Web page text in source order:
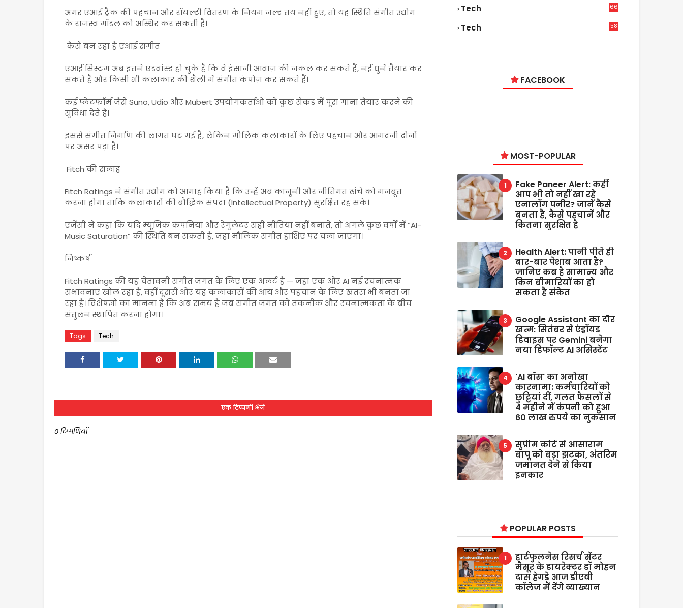
अगर एआई ट्रैक की पहचान और रॉयल्टी वितरण के नियम जल्द तय नहीं हुए, तो यह स्थिति संगीत उद्योग
के राजस्व मॉडल को अस्थिर कर सकती है।
कैसे बन रहा है एआई संगीत
एआई सिस्टम अब इतने एडवांस्ड हो चुके हैं कि वे इंसानी आवाज़ की नकल कर सकते हैं, नई धुनें तैयार कर
सकते हैं और किसी भी कलाकार की शैली में संगीत कंपोज़ कर सकते हैं।
कई प्लेटफॉर्म जैसे Suno, Udio और Mubert उपयोगकर्ताओं को कुछ सेकंड में पूरा गाना तैयार करने की
सुविधा देते हैं।
इससे संगीत निर्माण की लागत घट गई है, लेकिन मौलिक कलाकारों के लिए पहचान और आमदनी दोनों
पर असर पड़ा है।
Fitch की सलाह
Fitch Ratings ने संगीत उद्योग को आगाह किया है कि उन्हें अब कानूनी और नीतिगत ढांचे को मजबूत
करना होगा ताकि कलाकारों की बौद्धिक संपदा (Intellectual Property) सुरक्षित रह सके।
एजेंसी ने कहा कि यदि म्यूजिक कंपनियां और रेगुलेटर सही नीतियां नहीं बनाते, तो अगले कुछ वर्षों में “AI-
Music Saturation” की स्थिति बन सकती है, जहां मौलिक संगीत हाशिए पर चला जाएगा।
निष्कर्ष
Fitch Ratings की यह चेतावनी संगीत जगत के लिए एक अलर्ट है — जहां एक ओर AI नई रचनात्मक
संभावनाएं खोल रहा है, वहीं दूसरी ओर यह कलाकारों की आय और पहचान के लिए खतरा भी बनता जा
रहा है। विशेषज्ञों का मानना है कि अब समय है जब संगीत जगत को तकनीक और रचनात्मकता के बीच
संतुलन स्थापित करना होगा।
Tags Tech
एक टिप्पणी भेजें
0 टिप्पणियाँ
Tech
66
Tech
58
FACEBOOK
MOST-POPULAR
Fake Paneer Alert: कहीं
आप भी तो नहीं खा रहे
एनालॉग पनीर? जानें कैसे
बनता है, कैसे पहचानें और
कितना सुरक्षित है
Health Alert: पानी पीते ही
बार-बार पेशाब आता है?
जानिए कब है सामान्य और
किन बीमारियों का हो
सकता है संकेत
Google Assistant का दौर
खत्म: सितंबर से एंड्रॉयड
डिवाइस पर Gemini बनेगा
नया डिफॉल्ट AI असिस्टेंट
'AI बॉस' का अनोखा
कारनामा: कर्मचारियों को
छुट्टियां दीं, गलत फैसलों से
4 महीने में कंपनी को हुआ
60 लाख रुपये का नुकसान
सुप्रीम कोर्ट से आसाराम
बापू को बड़ा झटका, अंतरिम
जमानत देने से किया
इनकार
POPULAR POSTS
हार्टफुलनेस रिसर्च सेंटर
मैसूर के डायरेक्टर डॉ मोहन
दास हेगड़े आज डीएवी
कॉलेज में देंगे व्याख्यान